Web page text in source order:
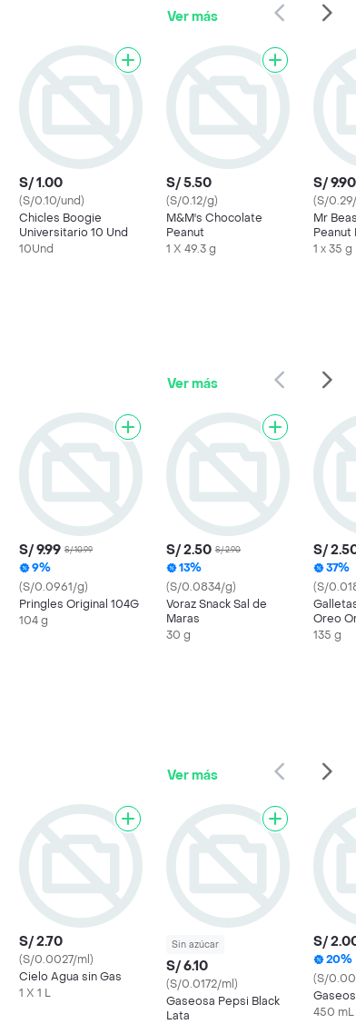
Ver más
S/ 1.00
(S/0.10/und)
Chicles Boogie
Universitario 10 Und
10Und
S/ 5.50
(S/0.12/g)
M&M's Chocolate
Peanut
1 X 49.3 g
S/ 9.90
(S/
Mr
Peanut
Crunch
1 x 35 g
Ver más
S/ 9.99 S/ 10.99
9%
(S/0.0961/g)
Pringles Original 104G
104 g
S/ 2.50 S/ 2.90
13%
(S/0.0834/g)
Voraz Snack Sal de
Maras
30 g
S/
37%
(S/
Oreo
135 g
Ver más
S/ 2.70
(S/0.0027/ml)
Cielo Agua sin Gas
1 X 1 L
Sin azúcar
S/ 6.10
(S/0.0172/ml)
Gaseosa Pepsi Black
Lata
S/
20%
(S/
450 mL